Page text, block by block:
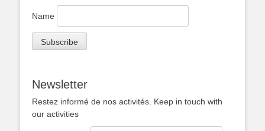
Name
Newsletter
Restez informé de nos activités. Keep in touch with
our activities